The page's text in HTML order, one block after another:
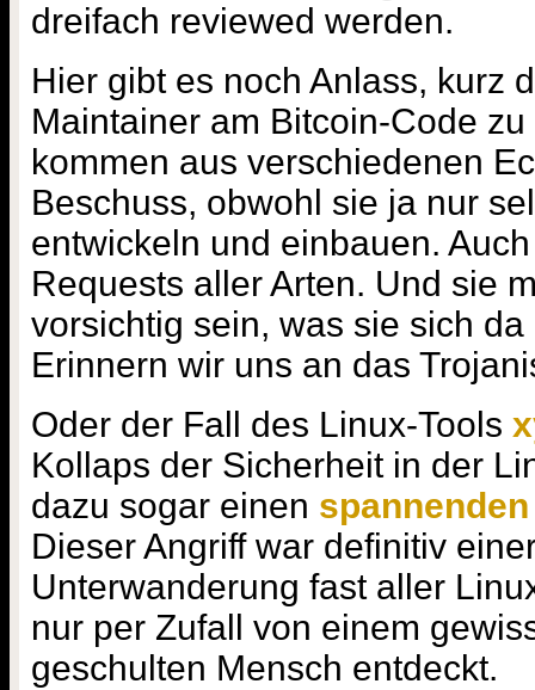
dreifach reviewed werden.
Hier gibt es noch Anlass, kurz
Maintainer am Bitcoin-Code
kommen aus verschiedenen
Beschuss, obwohl sie ja nur
entwickeln und einbauen.
Requests aller Arten. Und sie
vorsichtig sein, was sie sich
Erinnern wir uns an das
Oder der Fall des Linux-Tools
Kollaps der Sicherheit in der
dazu sogar einen
Dieser Angriff war definitiv
Unterwanderung fast aller
nur per Zufall von einem
geschulten Mensch entdeckt.